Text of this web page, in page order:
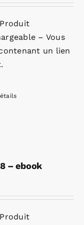
– Vous
un lien
– ebook